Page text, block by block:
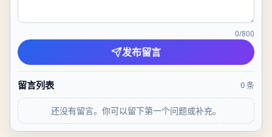
0/800
发布留言
留言列表 0条
还没有留言。你可以留下第一个问题或补充。